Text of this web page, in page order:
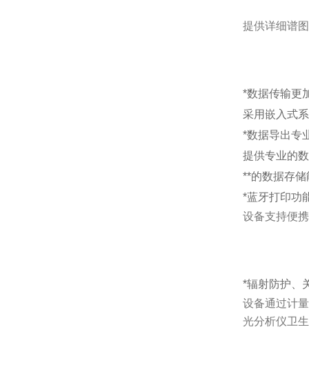
提供详细谱
*数据传输更
采用嵌入式
*数据导出专
提供专业的
**的数据存
*蓝牙打印功
设备支持便
*辐射防护、
设备通过计
光分析仪卫